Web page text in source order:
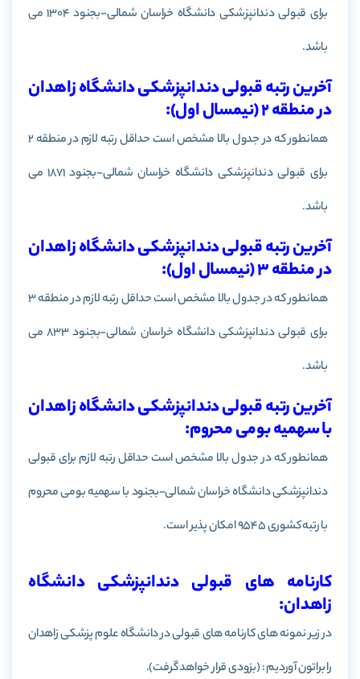
برای قبولی دندانپزشکی دانشگاه خراسان شمالی-بجنود 1304 می
باشد.
آخرین رتبه قبولی دندانپزشکی دانشگاه زاهدان
در منطقه 2 (نیمسال اول):
همانطور که در جدول بالا مشخص است حداقل رتبه لازم در منطقه 2
برای قبولی دندانپزشکی دانشگاه خراسان شمالی-بجنود 1871 می
باشد.
آخرین رتبه قبولی دندانپزشکی دانشگاه زاهدان
در منطقه 3 (نیمسال اول):
همانطور که در جدول بالا مشخص است حداقل رتبه لازم در منطقه 3
برای قبولی دندانپزشکی دانشگاه خراسان شمالی-بجنود 833 می
باشد.
آخرین رتبه قبولی دندانپزشکی دانشگاه زاهدان
با سهمیه بومی محروم:
همانطور که در جدول بالا مشخص است حداقل رتبه لازم برای قبولی
دندانپزشکی دانشگاه خراسان شمالی-بجنود با سهمیه بومی محروم
با رتبه کشوری 9545 امکان پذیر است.
کارنامه های قبولی دندانپزشکی دانشگاه
زاهدان:
در زیر نمونه های کارنامه های قبولی در دانشگاه علوم پزشکی زاهدان
را براتون آوردیم : (بزودی قرار خواهد گرفت).